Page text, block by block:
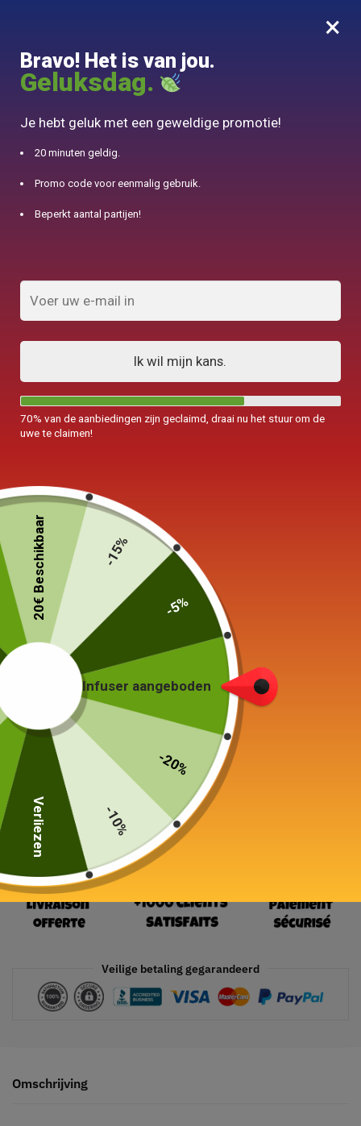
0
10% aangeboden voor 50€ aankopen met DJINN-code10
Kleine Pichet
Porselein 200ml
24 in voorraad
In winkelwagen
Veilige betaling gegarandeerd
Omschrijving
×
Bravo! Het is van jou.
Geluksdag.
Je hebt geluk met een geweldige promotie!
20 minuten geldig.
Promo code voor eenmalig gebruik.
Beperkt aantal partijen!
Ik wil mijn kans.
70% van de aanbiedingen zijn geclaimd, draai nu het stuur om de
uwe te claimen!
Infuser aangeboden
-20%
-10%
Verliezen
20€ Beschikbaar -15%
-5%